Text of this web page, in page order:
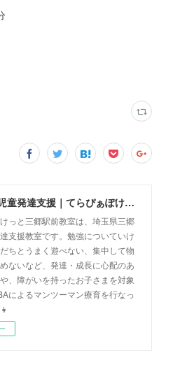
三郷市の児童発達支援｜てらぴぁぽけっと三郷駅前教室
っと三郷駅前教室は、埼玉県三郷
支援教室です。勉強についていけ
ちとうまく遊べない、集中して物
ないなど、発達・成長に心配のあ
、障がいを持ったお子さまを対象
によるマンツーマン療育を行なっ